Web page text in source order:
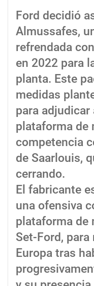
Ford decidió
Almussafes,
refrendada
en 2022 para
planta. Este
medidas
para adjudicar
plataforma de
competencia
de Saarlouis,
cerrando.
El fabricante
una ofensiva
plataforma de
Set-Ford,
Europa tras